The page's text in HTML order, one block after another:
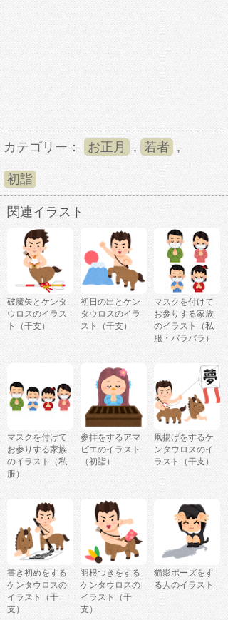
カテゴリー： お正月 , 若者 ,
初詣
関連イラスト
破魔矢とケンタ
ウロスのイラス
ト（干支）
初日の出とケン
タウロスのイラ
スト（干支）
マスクを付けて
お参りする家族
のイラスト（私
服・バラバラ）
マスクを付けて
お参りする家族
のイラスト（私
服）
参拝をするアマ
ビエのイラスト
（初詣）
凧揚げをするケ
ンタウロスのイ
ラスト（干支）
書き初めをする
ケンタウロスの
イラスト（干
支）
羽根つきをする
ケンタウロスの
イラスト（干
支）
猫影ポーズをす
る人のイラスト